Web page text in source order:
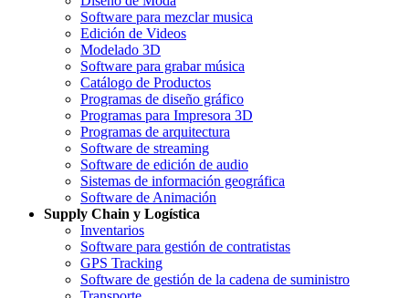
Software para mezclar musica
Edición de Videos
Modelado 3D
Software para grabar música
Catálogo de Productos
Programas de diseño gráfico
Programas para Impresora 3D
Programas de arquitectura
Software de streaming
Software de edición de audio
Sistemas de información geográfica
Software de Animación
Supply Chain y Logística
Inventarios
Software para gestión de contratistas
GPS Tracking
Software de gestión de la cadena de suministro